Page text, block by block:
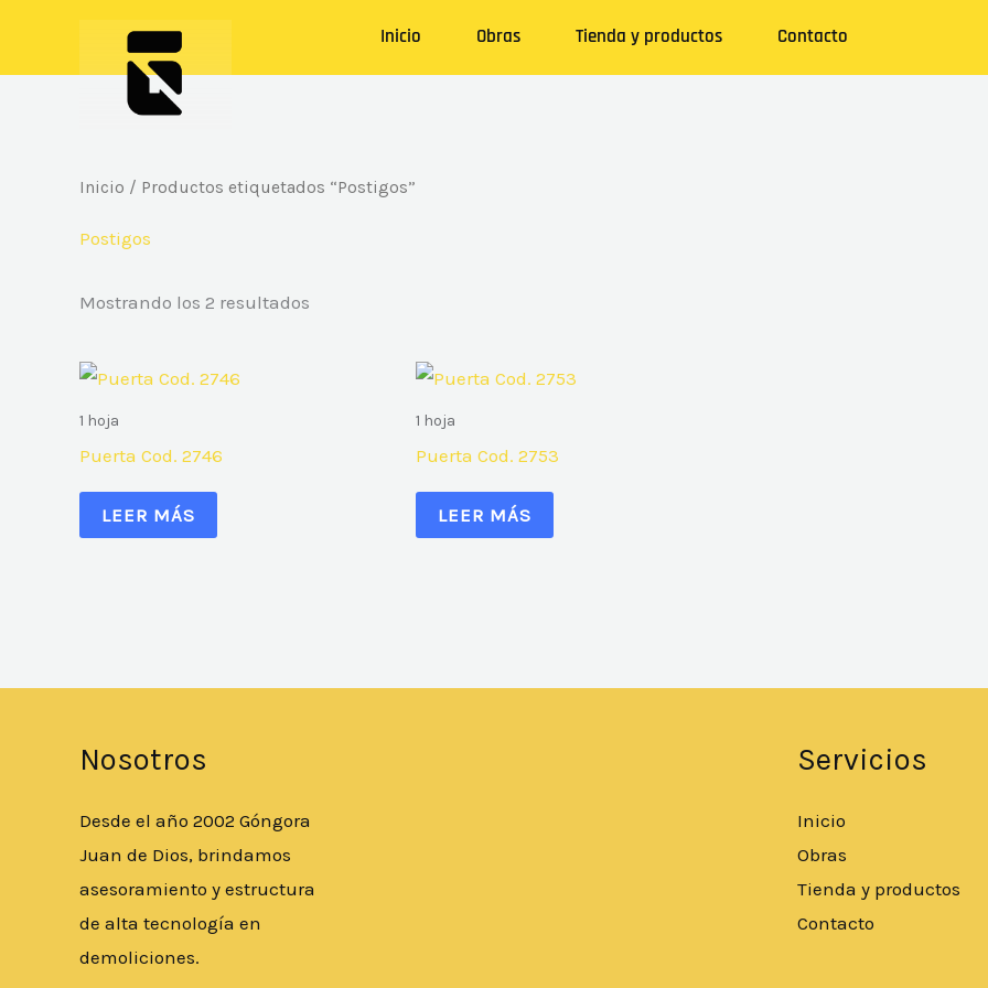
Inicio Obras Tienda y productos Contacto
Inicio / Productos etiquetados “Postigos”
Postigos
Mostrando los 2 resultados
1 hoja
Puerta Cod. 2746
LEER MÁS
1 hoja
Puerta Cod. 2753
LEER MÁS
Nosotros
Desde el año 2002 Góngora
Juan de Dios, brindamos
asesoramiento y estructura
de alta tecnología en
demoliciones.
Servicios
Inicio
Obras
Tienda y productos
Contacto